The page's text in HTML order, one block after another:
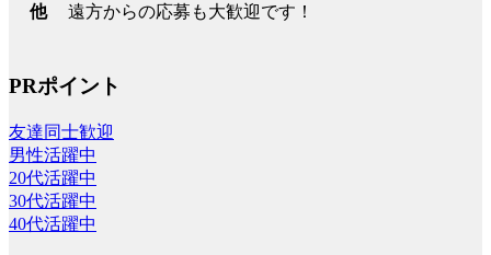
他
遠方からの応募も大歓迎です！
PRポイント
友達同士歓迎
男性活躍中
20代活躍中
30代活躍中
40代活躍中